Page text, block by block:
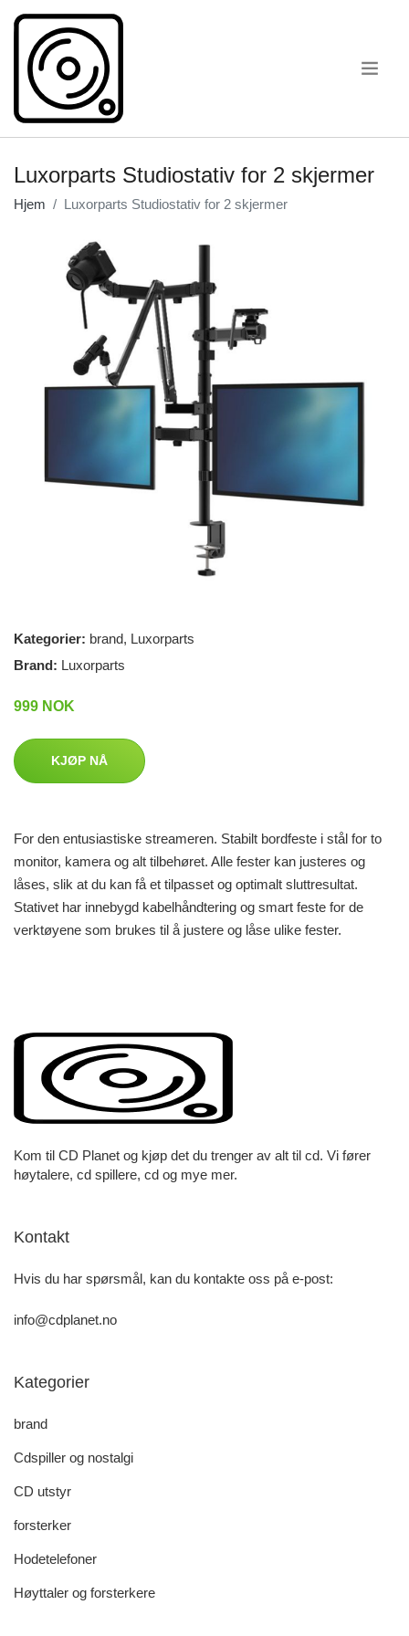
Luxorparts Studiostativ for 2 skjermer
Hjem Luxorparts Studiostativ for 2 skjermer
Kategorier: brand, Luxorparts
Brand: Luxorparts
999 NOK
KJØP NÅ
For den entusiastiske streameren. Stabilt bordfeste i stål for to
monitor, kamera og alt tilbehøret. Alle fester kan justeres og
låses, slik at du kan få et tilpasset og optimalt sluttresultat.
Stativet har innebygd kabelhåndtering og smart feste for de
verktøyene som brukes til å justere og låse ulike fester.
Kom til CD Planet og kjøp det du trenger av alt til cd. Vi fører
høytalere, cd spillere, cd og mye mer.
Kontakt
Hvis du har spørsmål, kan du kontakte oss på e-post:
info@cdplanet.no
Kategorier
brand
Cdspiller og nostalgi
CD utstyr
forsterker
Hodetelefoner
Høyttaler og forsterkere